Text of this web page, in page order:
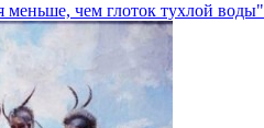
меньше, чем глоток тухлой воды"